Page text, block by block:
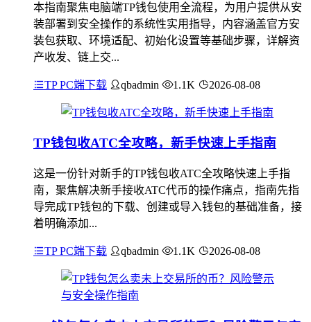
本指南聚焦电脑端TP钱包使用全流程，为用户提供从安
装部署到安全操作的系统性实用指导，内容涵盖官方安
装包获取、环境适配、初始化设置等基础步骤，详解资
产收发、链上交...
TP PC端下载 qbadmin 1.1K 2026-08-08
TP钱包收ATC全攻略，新手快速上手指南
这是一份针对新手的TP钱包收ATC全攻略快速上手指
南，聚焦解决新手接收ATC代币的操作痛点，指南先指
导完成TP钱包的下载、创建或导入钱包的基础准备，接
着明确添加...
TP PC端下载 qbadmin 1.1K 2026-08-08